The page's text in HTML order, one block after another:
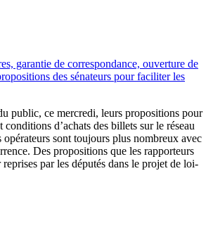
garantie de correspondance, ouverture de
des sénateurs pour faciliter les
public, ce mercredi, leurs propositions pour
conditions d’achats des billets sur le réseau
opérateurs sont toujours plus nombreux avec
Des propositions que les rapporteurs
par les députés dans le projet de loi-